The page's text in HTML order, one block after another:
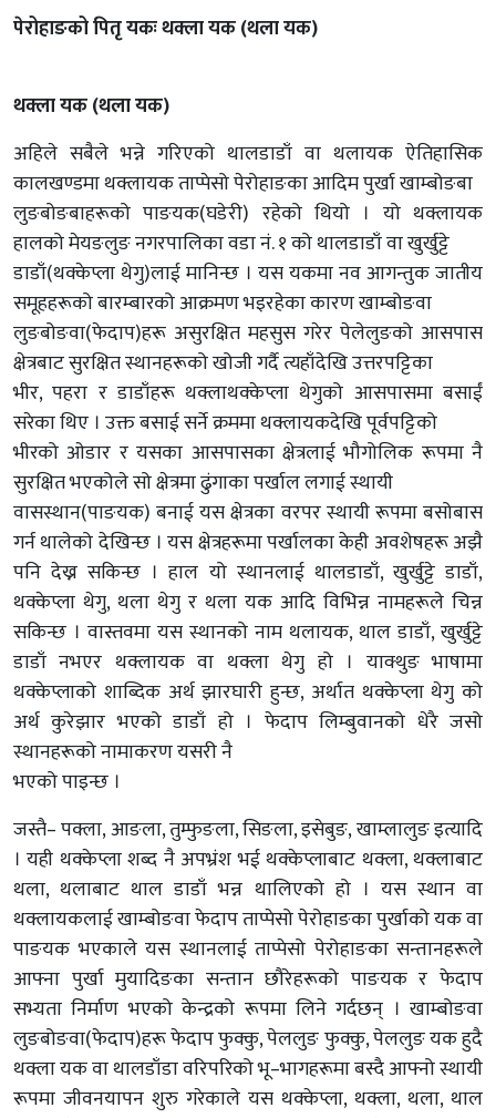
पेरोहाङको पितृ यकः थक्ला यक (थला यक)
थक्ला यक (थला यक)
अहिले सबैले भन्ने गरिएको थालडाडाँ वा थलायक ऐतिहासिक
कालखण्डमा थक्लायक ताप्पेसो पेरोहाङका आदिम पुर्खा खाम्बोङबा
लुङबोङबाहरूको पाङयक(घडेरी) रहेको थियो । यो थक्लायक
हालको मेयङलुङ नगरपालिका वडा नं. १ को थालडाडाँ वा खुर्खुट्टे
डाडाँ(थक्केप्ला थेगु)लाई मानिन्छ । यस यकमा नव आगन्तुक जातीय
समूहहरूको बारम्बारको आक्रमण भइरहेका कारण खाम्बोङवा
लुङबोङवा(फेदाप)हरू असुरक्षित महसुस गरेर पेलेलुङको आसपास
क्षेत्रबाट सुरक्षित स्थानहरूको खोजी गर्दै त्यहाँदेखि उत्तरपट्टिका
भीर, पहरा र डाडाँहरू थक्लाथक्केप्ला थेगुको आसपासमा बसाईं
सरेका थिए । उक्त बसाई सर्ने क्रममा थक्लायकदेखि पूर्वपट्टिको
भीरको ओडार र यसका आसपासका क्षेत्रलाई भौगोलिक रूपमा नै
सुरक्षित भएकोले सो क्षेत्रमा ढुंगाका पर्खाल लगाई स्थायी
वासस्थान(पाङयक) बनाई यस क्षेत्रका वरपर स्थायी रूपमा बसोबास
गर्न थालेको देखिन्छ । यस क्षेत्रहरूमा पर्खालका केही अवशेषहरू अझै
पनि देख्न सकिन्छ । हाल यो स्थानलाई थालडाडाँ, खुर्खुट्टे डाडाँ,
थक्केप्ला थेगु, थला थेगु र थला यक आदि विभिन्न नामहरूले चिन्न
सकिन्छ । वास्तवमा यस स्थानको नाम थलायक, थाल डाडाँ, खुर्खुट्टे
डाडाँ नभएर थक्लायक वा थक्ला थेगु हो । याक्थुङ भाषामा
थक्केप्लाको शाब्दिक अर्थ झारघारी हुन्छ, अर्थात थक्केप्ला थेगु को
अर्थ कुरेझार भएको डाडाँ हो । फेदाप लिम्बुवानको धेरै जसो
स्थानहरूको नामाकरण यसरी नै
भएको पाइन्छ ।
जस्तै– पक्ला, आङला, तुम्फुङला, सिङला, इसेबुङ, खाम्लालुङ इत्यादि
। यही थक्केप्ला शब्द नै अपभ्रंश भई थक्केप्लाबाट थक्ला, थक्लाबाट
थला, थलाबाट थाल डाडाँ भन्न थालिएको हो । यस स्थान वा
थक्लायकलाई खाम्बोङवा फेदाप ताप्पेसो पेरोहाङका पुर्खाको यक वा
पाङयक भएकाले यस स्थानलाई ताप्पेसो पेरोहाङका सन्तानहरूले
आफ्ना पुर्खा मुयादिङका सन्तान छौरेहरूको पाङयक र फेदाप
सभ्यता निर्माण भएको केन्द्रको रूपमा लिने गर्दछन् । खाम्बोङवा
लुङबोङवा(फेदाप)हरू फेदाप फुक्कु, पेललुङ फुक्कु, पेललुङ यक हुदै
थक्ला यक वा थालडाँडा वरिपरिको भू–भागहरूमा बस्दै आफ्नो स्थायी
रूपमा जीवनयापन शुरु गरेकाले यस थक्केप्ला, थक्ला, थला, थाल